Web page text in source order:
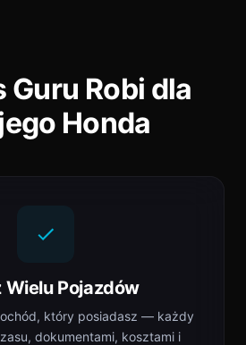
Guru Robi dla
Honda
Wielu Pojazdów
który posiadasz — każdy
dokumentami, kosztami i